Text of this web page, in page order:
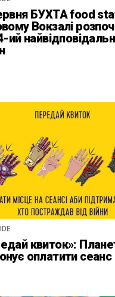
БУХТА food
Вокзалі
ий
квиток»:
оплатити